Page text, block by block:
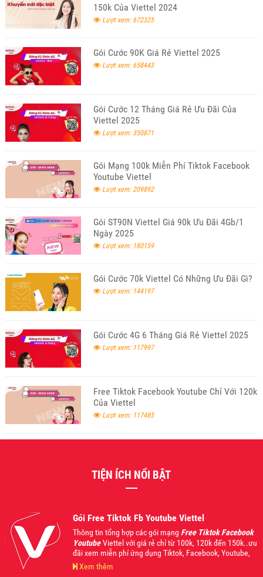
150k Của Viettel 2024
Lượt xem: 672325
Gói Cước 90K Giá Rẻ Viettel 2025
Lượt xem: 658443
Gói Cước 12 Tháng Giá Rẻ Ưu Đãi Của
Viettel 2025
Lượt xem: 350871
Gói Mạng 100k Miễn Phí Tiktok Facebook
Youtube Viettel
Lượt xem: 209892
Gói ST90N Viettel Giá 90k Ưu Đãi 4Gb/1
Ngày 2025
Lượt xem: 180159
Gói Cước 70k Viettel Có Những Ưu Đãi Gì?
Lượt xem: 144197
Gói Cước 4G 6 Tháng Giá Rẻ Viettel 2025
Lượt xem: 117997
Free Tiktok Facebook Youtube Chỉ Với 120k
Của Viettel
Lượt xem: 117485
TIỆN ÍCH NỔI BẬT
Gói Free Tiktok Fb Youtube Viettel
Thông tin tổng hợp các gói mạng Free Tiktok Facebook
Youtube Viettel với giá rẻ chỉ từ 100k, 120k đến 150k..ưu
đãi xem miễn phí ứng dụng Tiktok, Facebook, Youtube,
bên cạnh đó còn áp dụng gọi nội mạng và liên mạng
Viettel kết hợp data 4G từ 1Gb cho đến 1.5Gb sử dụng
Xem thêm